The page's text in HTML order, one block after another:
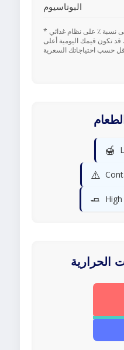
البوتاسيوم
* تعتمد القيم اليومية المستندة إلى نسبة ٪ على نظام غذائي
حرارية. قد تكون قيمك اليومية أعلى
🍯
⚠️
🧈
الحرارية